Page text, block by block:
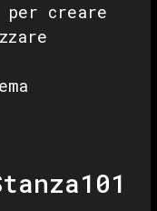
creare